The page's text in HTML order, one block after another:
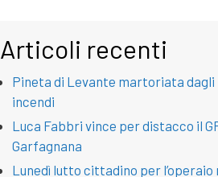
Articoli recenti
Pineta di Levante martoriata dagli
incendi
Luca Fabbri vince per distacco il
Garfagnana
Lunedì lutto cittadino per l’operaio